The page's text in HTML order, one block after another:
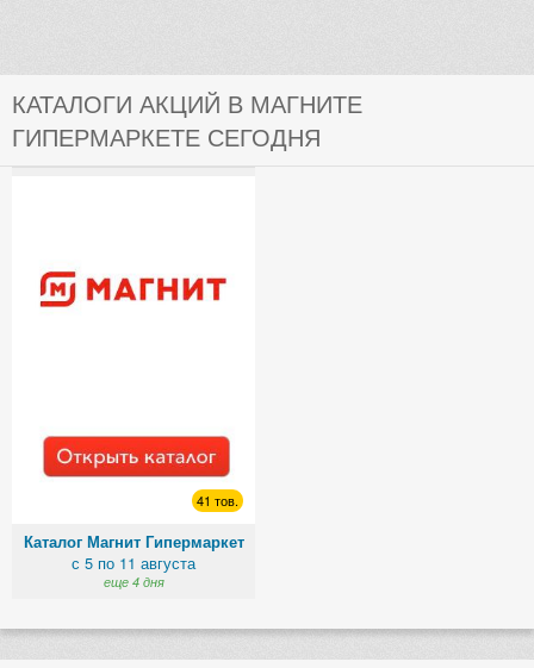
КАТАЛОГИ АКЦИЙ В МАГНИТЕ
ГИПЕРМАРКЕТЕ СЕГОДНЯ
41 тов.
Каталог Магнит Гипермаркет
с 5 по 11 августа
еще 4 дня